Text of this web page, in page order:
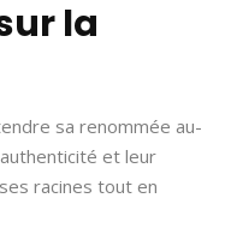
la
sa renommée au-
et leur
racines tout en